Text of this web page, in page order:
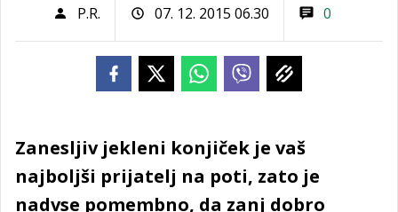
P.R. 07. 12. 2015 06.30 0
Zanesljiv jekleni konjiček je vaš
najboljši prijatelj na poti, zato je
nadvse pomembno, da zanj dobro